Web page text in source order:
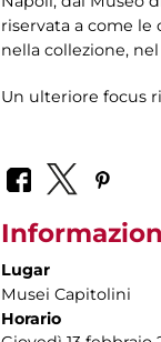
riservata a come
nella collezione,
Un ulteriore focus
Lugar
Musei Capitolini
Horario